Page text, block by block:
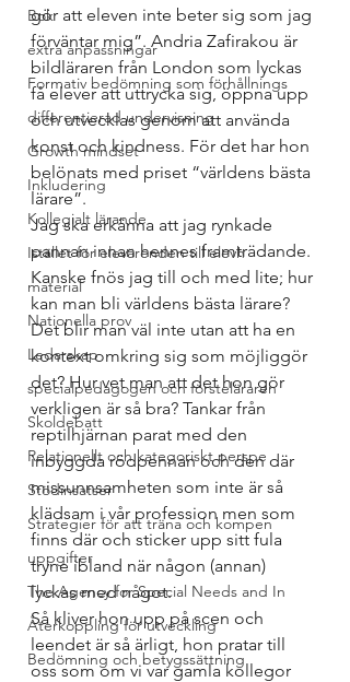
Bok
extra anpassningar
Formativ bedömning som förhållnings
differentierad undervisning
Growth mindset
Inkludering
Kollegialt lärande
Istället för elevärenden till elevh
material
Nationella prov
Ledarskap
specialpedagogen och försteläraren
Skoldebatt
Relationellt och kategoriskt perspe
Stödinsatser
Strategier för att träna och kompen
uppgifter
The Agency for Special Needs and In
Återkoppling för utveckling
Bedömning och betygssättning
gör att eleven inte beter sig som jag
förväntar mig”. Andria Zafirakou är
bildläraren från London som lyckas
få elever att uttrycka sig, öppna upp
och utvecklas genom att använda
konst och kindness. För det har hon
belönats med priset “världens bästa
lärare”.
Jag ska erkänna att jag rynkade
pannan innan hennes framträdande.
Kanske fnös jag till och med lite; hur
kan man bli världens bästa lärare?
Det blir man väl inte utan att ha en
kontext omkring sig som möjliggör
det? Hur vet man att det hon gör
verkligen är så bra? Tankar från
reptilhjärnan parat med den
inbyggda rödpennan och den där
missunnsamheten som inte är så
klädsam i vår profession men som
finns där och sticker upp sitt fula
tryne ibland när någon (annan)
lyckas med något.
Så kliver hon upp på scen och
leendet är så ärligt, hon pratar till
oss som om vi var gamla kollegor